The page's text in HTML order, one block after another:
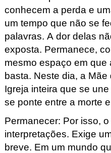
conhecem a perda e
um tempo que não se
palavras. A dor delas
exposta. Permanece,
mesmo espaço em que
basta. Neste dia, a
Igreja inteira que se
se ponte entre a morte
Permanecer: Por isso,
interpretações. Exige
breve. Em um mundo